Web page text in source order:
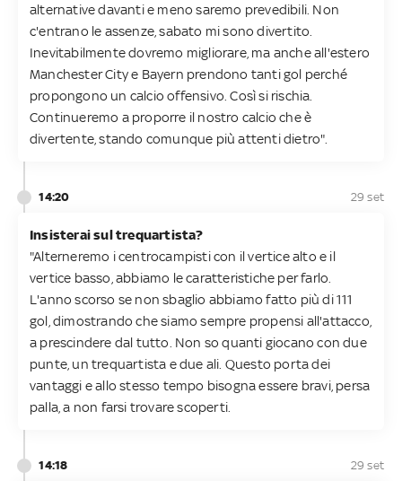
alternative davanti e meno saremo prevedibili. Non
c'entrano le assenze, sabato mi sono divertito.
Inevitabilmente dovremo migliorare, ma anche all'estero
Manchester City e Bayern prendono tanti gol perché
propongono un calcio offensivo. Così si rischia.
Continueremo a proporre il nostro calcio che è
divertente, stando comunque più attenti dietro".
14:20 29 set
Insisterai sul trequartista?
"Alterneremo i centrocampisti con il vertice alto e il
vertice basso, abbiamo le caratteristiche per farlo.
L'anno scorso se non sbaglio abbiamo fatto più di 111
gol, dimostrando che siamo sempre propensi all'attacco,
a prescindere dal tutto. Non so quanti giocano con due
punte, un trequartista e due ali. Questo porta dei
vantaggi e allo stesso tempo bisogna essere bravi, persa
palla, a non farsi trovare scoperti.
14:18 29 set